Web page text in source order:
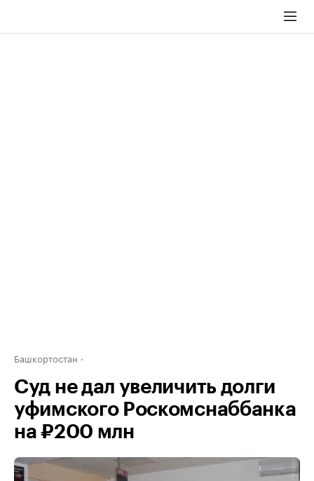
Башкортостан
Суд не дал увеличить долги
уфимского Роскомснаббанка
на ₽200 млн